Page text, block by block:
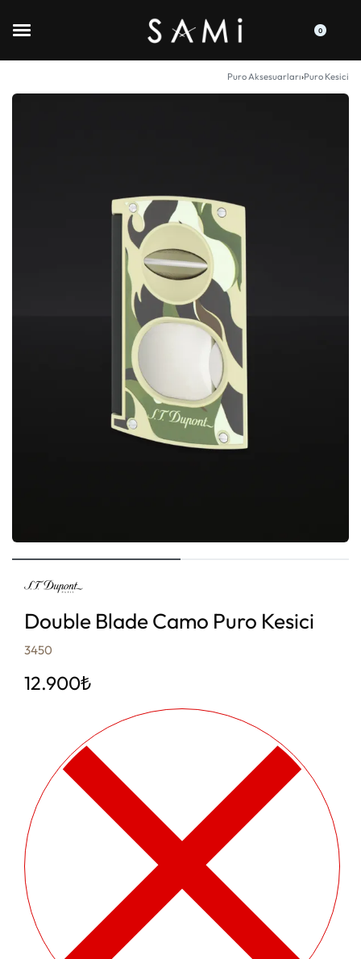
0
Puro Aksesuarları›Puro Kesici
Double Blade Camo Puro Kesici
3450
12.900₺